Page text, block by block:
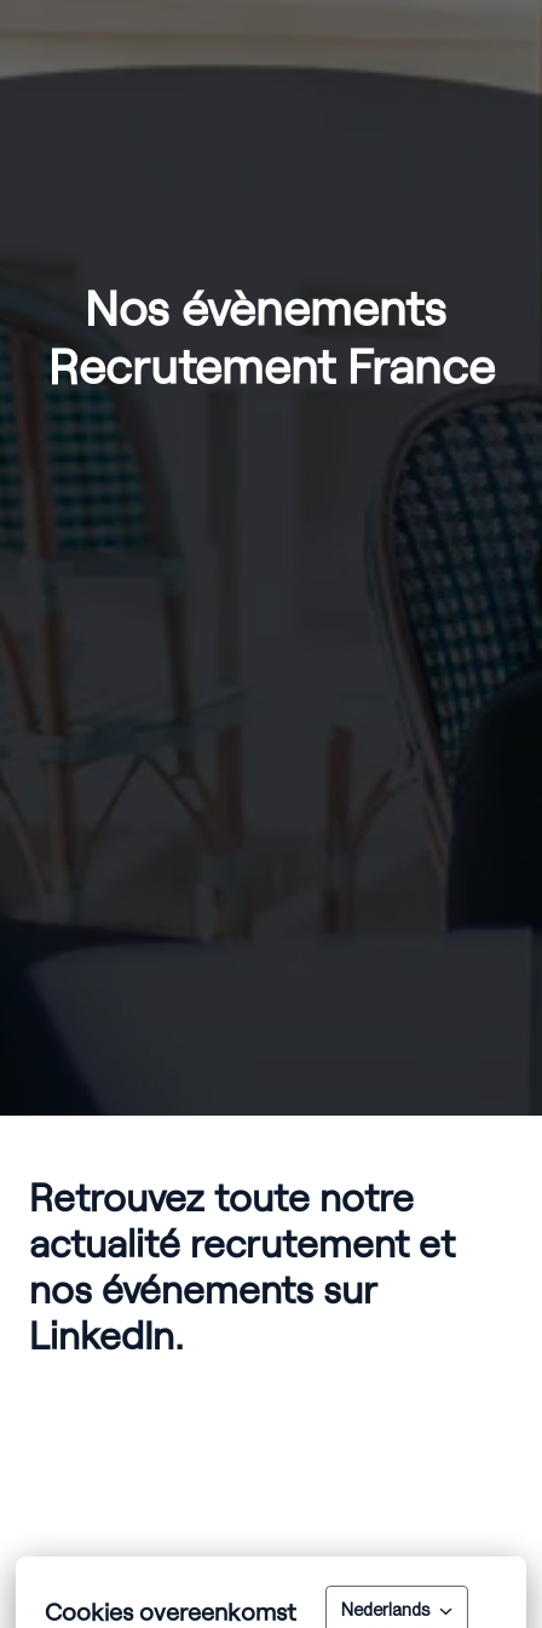
Cookies overeenkomst Nederlands
Nos évènements
Recrutement France
Retrouvez toute notre
actualité recrutement et
nos événements sur
LinkedIn.